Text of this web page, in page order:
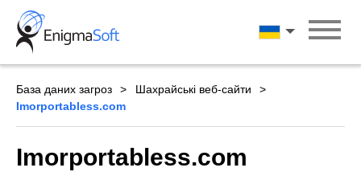
Skip
content
Українська
База даних загроз
Шахрайські веб-сайти
Imorportabless.com
Imorportabless.com